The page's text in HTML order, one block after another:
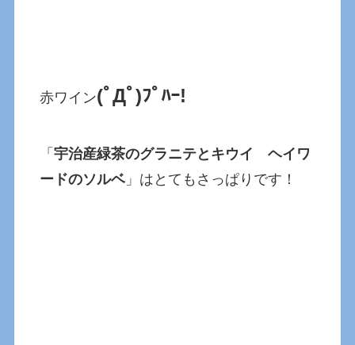
赤ワイン(ﾟДﾟ)ﾌﾟﾊｰ!
「宇治産緑茶のグラニテとキウイ ヘイワ
ードのソルベ」はとてもさっぱりです！